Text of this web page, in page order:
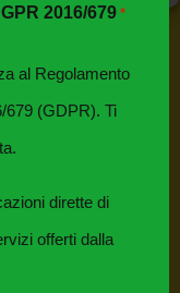
al
a leggere
2016/679 *
al Regolamento
679 (GDPR). Ti
dirette di
offerti dalla